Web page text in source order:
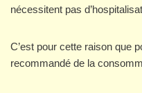
nécessitent pas
C’est pour cette raison que
recommandé de la